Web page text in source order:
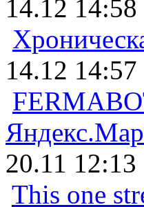
14.12 14:58
14.12 14:57
20.11 12:13
This one